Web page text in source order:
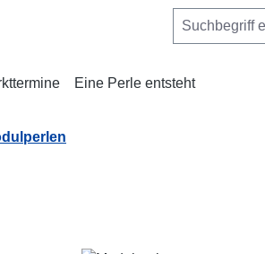
Eine Perle entsteht